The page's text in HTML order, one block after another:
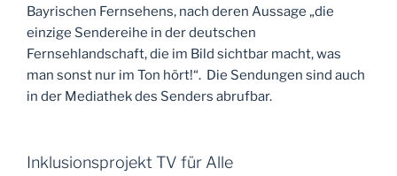
Bayrischen Fernsehens, nach deren Aussage „die
einzige Sendereihe in der deutschen
Fernsehlandschaft, die im Bild sichtbar macht, was
man sonst nur im Ton hört!“. Die Sendungen sind auch
in der Mediathek des Senders abrufbar.
Inklusionsprojekt TV für Alle